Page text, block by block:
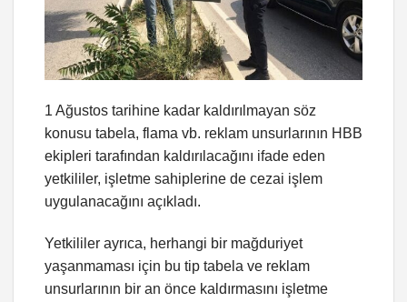
1 Ağustos tarihine kadar kaldırılmayan söz
konusu tabela, flama vb. reklam unsurlarının HBB
ekipleri tarafından kaldırılacağını ifade eden
yetkililer, işletme sahiplerine de cezai işlem
uygulanacağını açıkladı.
Yetkililer ayrıca, herhangi bir mağduriyet
yaşanmaması için bu tip tabela ve reklam
unsurlarının bir an önce kaldırmasını işletme